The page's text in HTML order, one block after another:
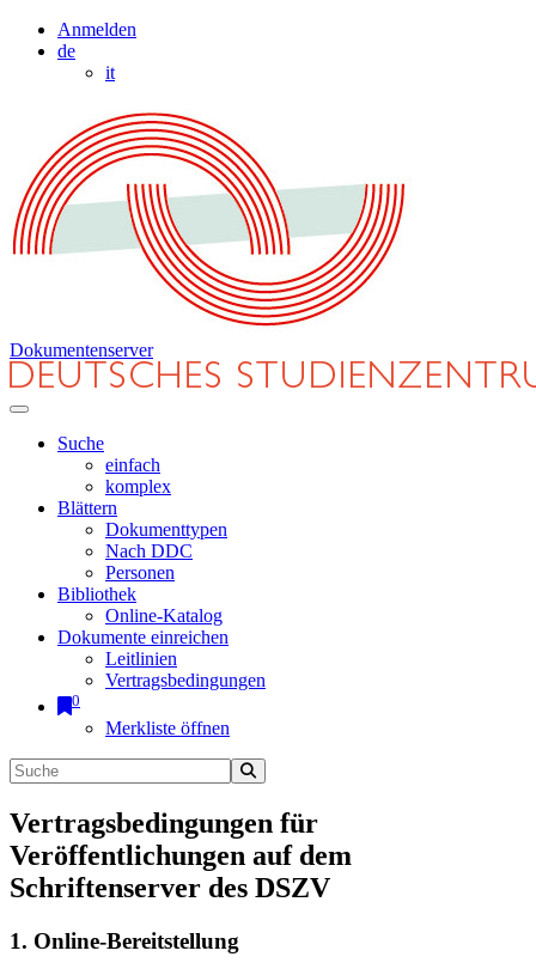
Anmelden
de
it
Dokumentenserver
Suche
einfach
komplex
Blättern
Dokumenttypen
Nach DDC
Personen
Bibliothek
Online-Katalog
Dokumente einreichen
Leitlinien
Vertragsbedingungen
0
Merkliste öffnen
Vertragsbedingungen für
Veröffentlichungen auf dem
Schriftenserver des DSZV
1. Online-Bereitstellung